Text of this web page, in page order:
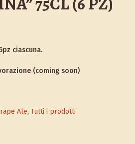
ciascuna.
(coming soon)
Ale, Tutti i prodotti